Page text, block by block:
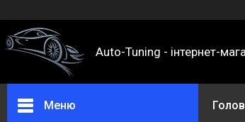
Auto-Tuning - інтернет-
Меню